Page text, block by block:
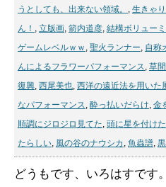
うとしても、出来ない領域。 , 生きゃ
ん！ , 立版画, 箭内道彦, 結構ボリュー
ゲームレベルｗｗ , 聖火ランナー, 自称
んによるフラワーパフォーマンス, 草
復興, 西尾美也, 西洋の遠近法を用いた
なパフォーマンス, 酔っ払いだらけ, 金
順調にジロジロ見てた, 頭に星を付け
たらしい, 風の谷のナウシカ , 魚蟲譜,
どうもです、いろはすです。